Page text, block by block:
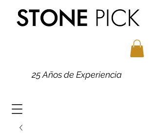
25 Años de Experiencia